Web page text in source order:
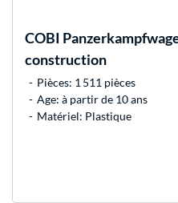
COBI
construction
Pièces: 1 511 pièces
Age: à partir de 10 ans
Matériel: Plastique